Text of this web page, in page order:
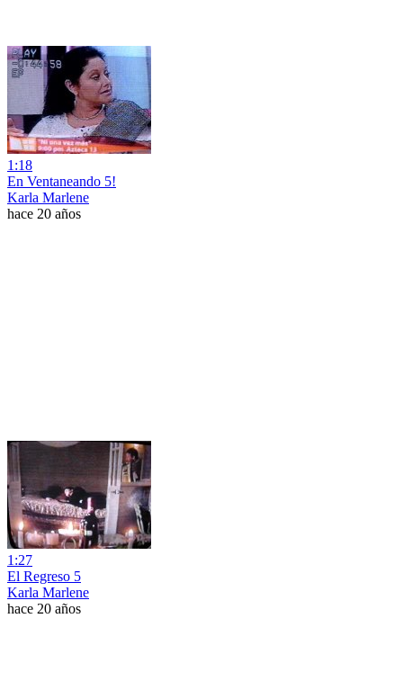
1:18
En Ventaneando 5!
Karla Marlene
hace 20 años
1:27
El Regreso 5
Karla Marlene
hace 20 años